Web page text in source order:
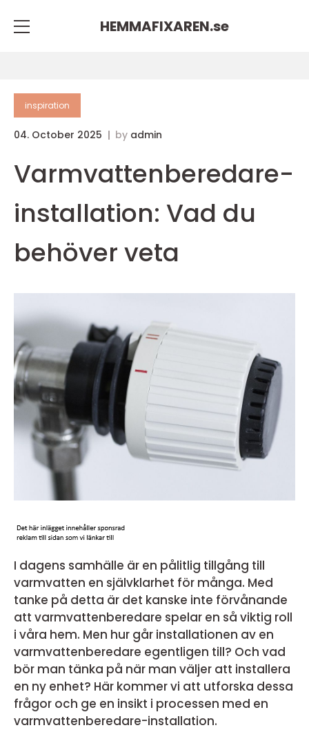
HEMMAFIXAREN.se
inspiration
04. October 2025 by admin
Varmvattenberedare-
installation: Vad du
behöver veta
I dagens samhälle är en pålitlig tillgång till
varmvatten en självklarhet för många. Med
tanke på detta är det kanske inte förvånande
att varmvattenberedare spelar en så viktig roll
i våra hem. Men hur går installationen av en
varmvattenberedare egentligen till? Och vad
bör man tänka på när man väljer att installera
en ny enhet? Här kommer vi att utforska dessa
frågor och ge en insikt i processen med en
varmvattenberedare-installation.